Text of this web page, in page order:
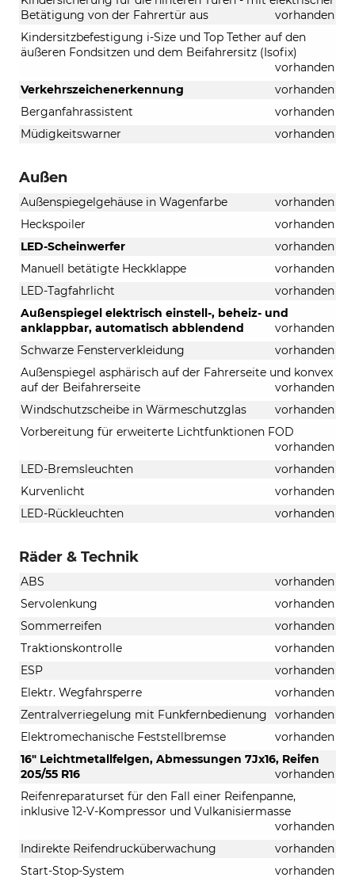
Betätigung von der Fahrertür aus
vorhanden
Kindersitzbefestigung i-Size und Top Tether auf den
äußeren Fondsitzen und dem Beifahrersitz (Isofix)
vorhanden
Verkehrszeichenerkennung
vorhanden
Berganfahrassistent
vorhanden
Müdigkeitswarner
vorhanden
Außen
Außenspiegelgehäuse in Wagenfarbe
vorhanden
Heckspoiler
vorhanden
LED-Scheinwerfer
vorhanden
Manuell betätigte Heckklappe
vorhanden
LED-Tagfahrlicht
vorhanden
Außenspiegel elektrisch einstell-, beheiz- und
anklappbar, automatisch abblendend
vorhanden
Schwarze Fensterverkleidung
vorhanden
Außenspiegel asphärisch auf der Fahrerseite und konvex
auf der Beifahrerseite
vorhanden
Windschutzscheibe in Wärmeschutzglas
vorhanden
Vorbereitung für erweiterte Lichtfunktionen FOD
vorhanden
LED-Bremsleuchten
vorhanden
Kurvenlicht
vorhanden
LED-Rückleuchten
vorhanden
Räder & Technik
ABS
vorhanden
Servolenkung
vorhanden
Sommerreifen
vorhanden
Traktionskontrolle
vorhanden
ESP
vorhanden
Elektr. Wegfahrsperre
vorhanden
Zentralverriegelung mit Funkfernbedienung
vorhanden
Elektromechanische Feststellbremse
vorhanden
16" Leichtmetallfelgen, Abmessungen 7Jx16, Reifen
205/55 R16
vorhanden
Reifenreparaturset für den Fall einer Reifenpanne,
inklusive 12-V-Kompressor und Vulkanisiermasse
vorhanden
Indirekte Reifendrucküberwachung
vorhanden
Start-Stop-System
vorhanden